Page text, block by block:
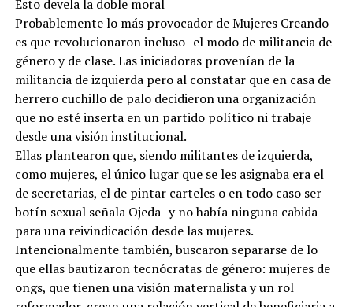
Esto devela la doble moral
Probablemente lo más provocador de Mujeres Creando
es que revolucionaron incluso- el modo de militancia de
género y de clase. Las iniciadoras provenían de la
militancia de izquierda pero al constatar que en casa de
herrero cuchillo de palo decidieron una organización
que no esté inserta en un partido político ni trabaje
desde una visión institucional.
Ellas plantearon que, siendo militantes de izquierda,
como mujeres, el único lugar que se les asignaba era el
de secretarias, el de pintar carteles o en todo caso ser
botín sexual señala Ojeda- y no había ninguna cabida
para una reivindicación desde las mujeres.
Intencionalmente también, buscaron separarse de lo
que ellas bautizaron tecnócratas de género: mujeres de
ongs, que tienen una visión maternalista y un rol